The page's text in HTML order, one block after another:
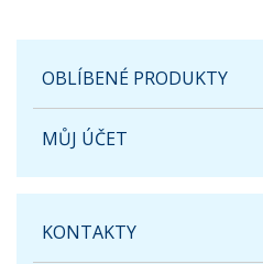
OBLÍBENÉ PRODUKTY
MŮJ ÚČET
KONTAKTY